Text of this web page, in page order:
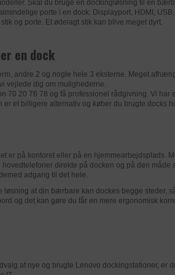
privacy-policy/
hvorefter der på
bruger
på siden. Det
de er på
reklamer efter at
Skal du bruge en dockingløsning til en
porte i en dock: Displayport, HDMI,
og porte. Et ødelagt stik kan blive meget dyrt.
en dock
andre 2 og nogle hele 3 eksterne. Meget
vejlede dig om mulighederne.
70 20 76 78 og få professionel rådgivning. Vi har
et billigere alternativ og køber du brugte docks
er på kontoret eller på en hjemmearbejdsplads.
direkte på docken og på den måde
adgang til det hele.
at din bærbare kan dockes begge steder,
og det kan gøre du får en mere ergonomisk
af nye og brugte Lenovo dockingstationer, er